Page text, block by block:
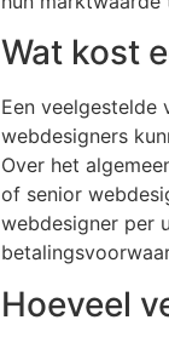
Wat kost
Een veelgestelde
webdesigners
Over het
of senior
webdesigner per
Hoeveel